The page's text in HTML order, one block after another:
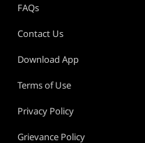
FAQs
Contact Us
Download App
Terms of Use
Privacy Policy
Grievance Policy